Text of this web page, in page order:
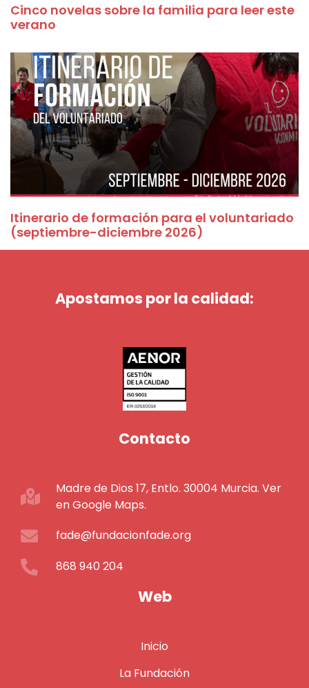
Cinco novelas sobre la familia para leer este
verano
Itinerario de formación para el voluntariado
(septiembre-diciembre 2026)
Apostamos por la calidad:
Contacto
Madre de Dios 17, Entlo. 30004 Murcia. Ver
en Google Maps.
fade@fundacionfade.org
868 940 204
Web
Inicio
La Fundación